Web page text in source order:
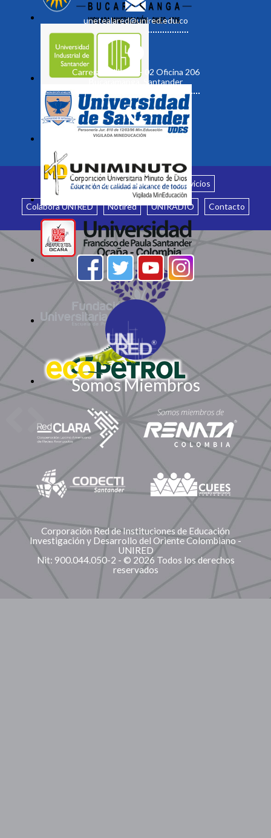
unetealared@unired.edu.co
Carrera 19 No. 35 - 02 Oficina 206
Bucaramanga, Santander
Inicio ¿Quiénes somos? Servicios
Colabora UNIRED Notired UNIRADIO Contacto
Somos Miembros
Corporación Red de Instituciones de Educación
Investigación y Desarrollo del Oriente Colombiano -
UNIRED
Nit: 900.044.050-2 - © 2026 Todos los derechos
reservados